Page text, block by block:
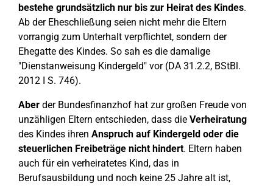
bestehe grundsätzlich nur bis zur Heirat des Kindes.
Ab der Eheschließung seien nicht mehr die Eltern
vorrangig zum Unterhalt verpflichtet, sondern der
Ehegatte des Kindes. So sah es die damalige
"Dienstanweisung Kindergeld" vor (DA 31.2.2, BStBl.
2012 I S. 746).
Aber der Bundesfinanzhof hat zur großen Freude von
unzähligen Eltern entschieden, dass die Verheiratung
des Kindes ihren Anspruch auf Kindergeld oder die
steuerlichen Freibeträge nicht hindert. Eltern haben
auch für ein verheiratetes Kind, das in
Berufsausbildung und noch keine 25 Jahre alt ist,